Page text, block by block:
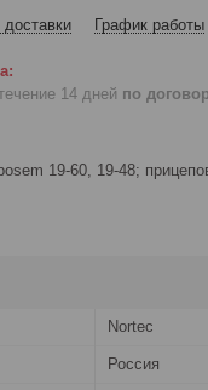
График работы
14 дней по
19-60, 19-48;
Nortec
Россия